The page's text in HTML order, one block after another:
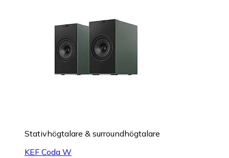
Stativhögtalare & surroundhögtalare
KEF Coda W